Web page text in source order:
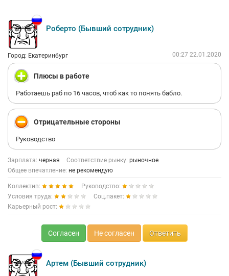
Роберто (Бывший сотрудник)
Город: Екатеринбург 00:27 22.01.2020
Плюсы в работе
Работаешь раб по 16 часов, чтоб как то понять бабло.
Отрицательные стороны
Руководство
Зарплата: черная Соответствие рынку: рыночное
Общее впечатление: не рекомендую
Коллектив:
Руководство:
Условия труда:
Соц.пакет:
Карьерный рост:
Согласен Не согласен Ответить
Артем (Бывший сотрудник)